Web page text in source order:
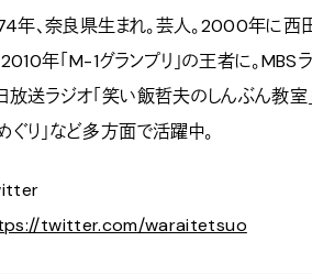
年、奈良県生まれ。芸人。2000年に西
2010年「M-1グランプリ」の王者に。MBS
放送ラジオ「笑い飯哲夫のしんぶん教室
ぐり」など多方面で活躍中。
twitter.com/waraitetsuo